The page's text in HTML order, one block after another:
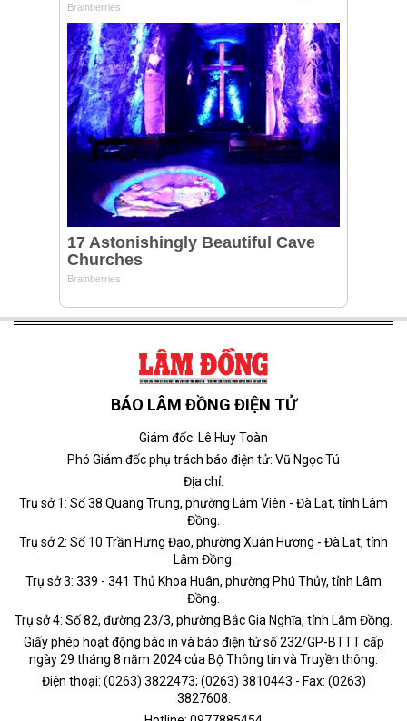
BÁO LÂM ĐỒNG ĐIỆN TỬ
Giám đốc: Lê Huy Toàn
Phó Giám đốc phụ trách báo điện tử: Vũ Ngọc Tú
Địa chỉ:
Trụ sở 1: Số 38 Quang Trung, phường Lâm Viên - Đà Lạt, tỉnh Lâm
Đồng.
Trụ sở 2: Số 10 Trần Hưng Đạo, phường Xuân Hương - Đà Lạt, tỉnh
Lâm Đồng.
Trụ sở 3: 339 - 341 Thủ Khoa Huân, phường Phú Thủy, tỉnh Lâm
Đồng.
Trụ sở 4: Số 82, đường 23/3, phường Bắc Gia Nghĩa, tỉnh Lâm Đồng.
Giấy phép hoạt động báo in và báo điện tử số 232/GP-BTTT cấp
ngày 29 tháng 8 năm 2024 của Bộ Thông tin và Truyền thông.
Điện thoại: (0263) 3822473; (0263) 3810443 - Fax: (0263)
3827608.